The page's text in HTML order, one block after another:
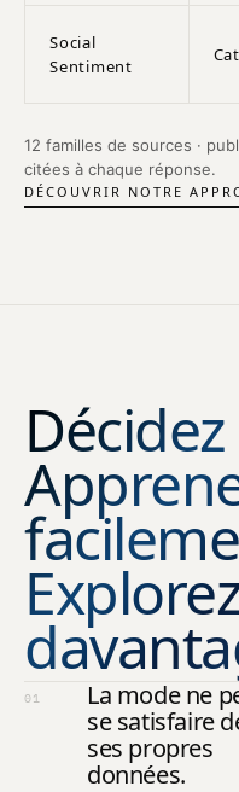
Social
Sentiment
12 familles de sources ·
citées à chaque réponse.
DÉCOUVRIR NOTRE
01
La mode ne
se satisfaire
ses propres
données.